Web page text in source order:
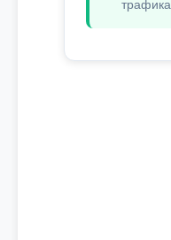
трафика.